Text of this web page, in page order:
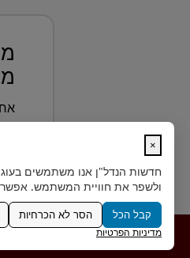
×
חדשות הנדל"ן אנו משתמשים
ולשפר את חוויית המשתמש. אפשר
קבל הכל הסר לא הכרחיות
מדיניות הפרטיות